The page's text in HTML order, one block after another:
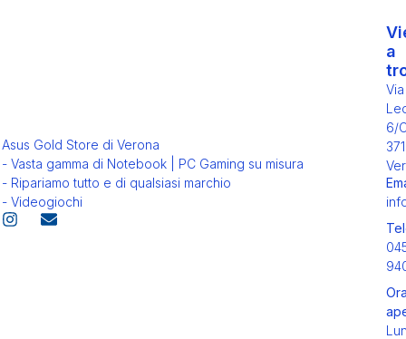
Asus Gold Store di Verona
- Vasta gamma di Notebook | PC Gaming su misura
- Ripariamo tutto e di qualsiasi marchio
- Videogiochi
a
Via
6/